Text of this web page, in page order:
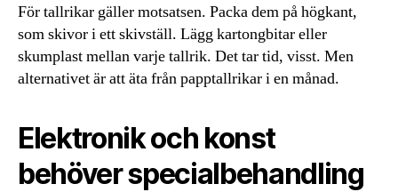
För tallrikar gäller motsatsen. Packa dem på högkant,
som skivor i ett skivställ. Lägg kartongbitar eller
skumplast mellan varje tallrik. Det tar tid, visst. Men
alternativet är att äta från papptallrikar i en månad.
Elektronik och konst
behöver specialbehandling